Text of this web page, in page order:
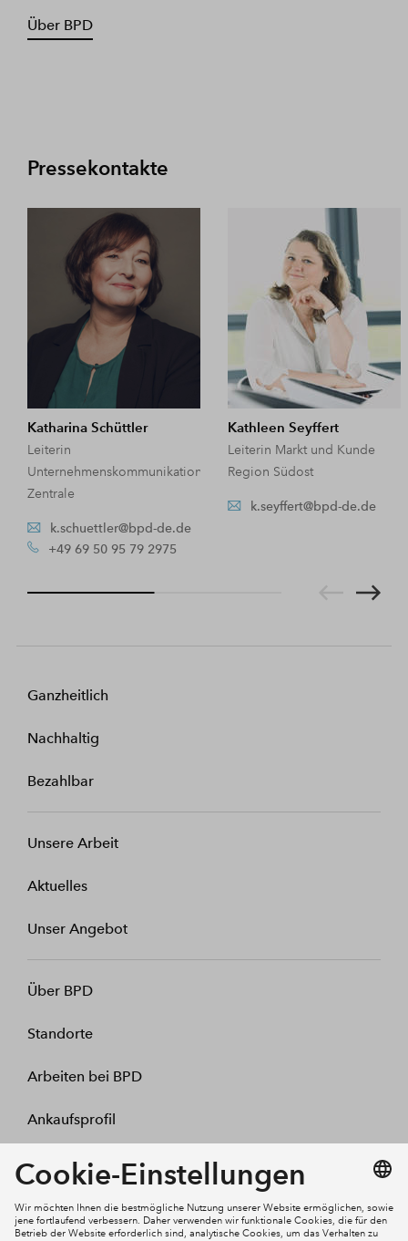
Über BPD
Pressekontakte
Katharina Schüttler
Leiterin
Unternehmenskommunikation
Zentrale
k.schuettler@bpd-de.de
+49 69 50 95 79 2975
Kathleen Seyffert
Leiterin Markt und Kunde
Region Südost
k.seyffert@bpd-de.de
Ganzheitlich
Nachhaltig
Bezahlbar
Unsere Arbeit
Aktuelles
Unser Angebot
Über BPD
Standorte
Arbeiten bei BPD
Ankaufsprofil
Kontakt
Mein Konto